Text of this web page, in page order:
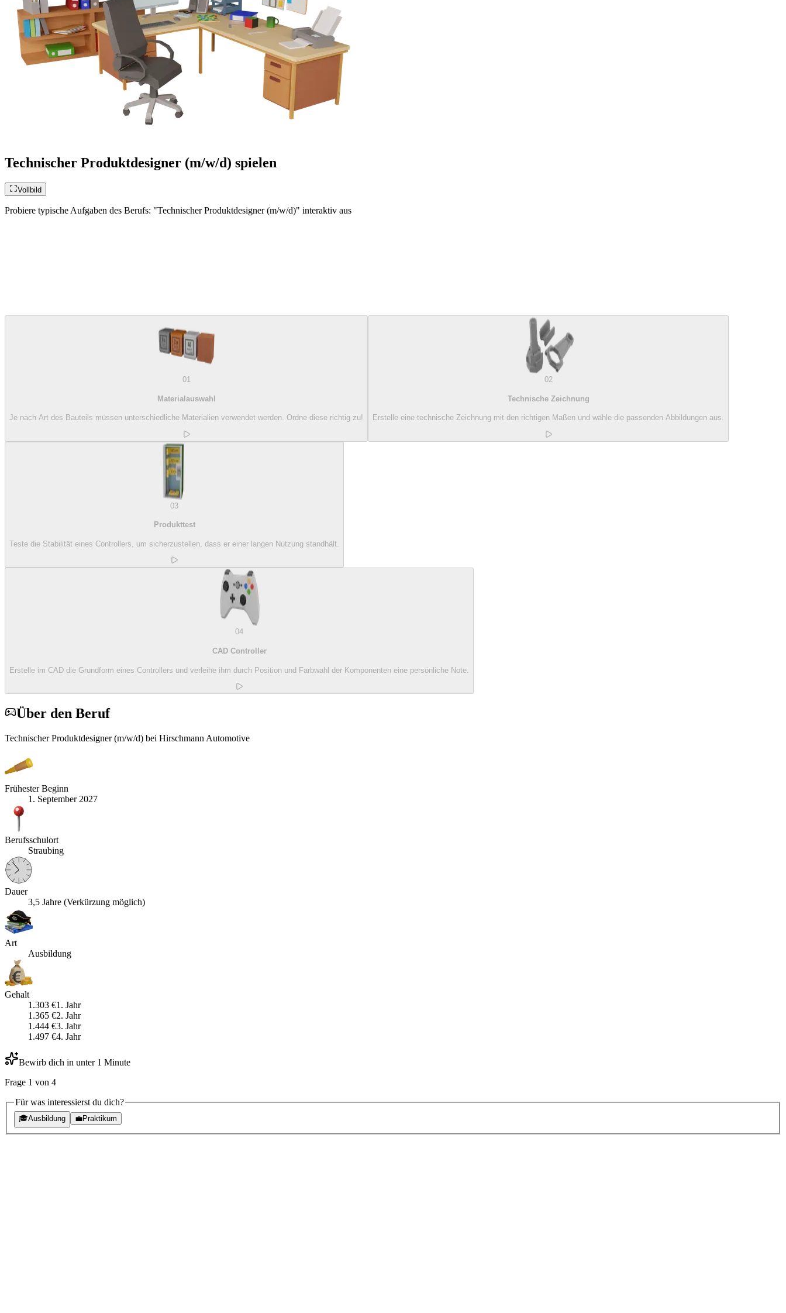
Technischer Produktdesigner (m/w/d) spielen
Vollbild
Probiere typische Aufgaben des Berufs: "Technischer Produktdesigner (m/w/d)" interaktiv aus
01
Materialauswahl
Je nach Art des Bauteils müssen unterschiedliche Materialien verwendet werden. Ordne diese richtig zu!
02
Technische Zeichnung
Erstelle eine technische Zeichnung mit den richtigen Maßen und wähle die passenden Abbildungen aus.
03
Produkttest
Teste die Stabilität eines Controllers, um sicherzustellen, dass er einer langen Nutzung standhält.
04
CAD Controller
Erstelle im CAD die Grundform eines Controllers und verleihe ihm durch Position und Farbwahl der Komponenten eine persönliche Note.
Über den Beruf
Technischer Produktdesigner (m/w/d) bei Hirschmann Automotive
Frühester Beginn
1. September 2027
Berufsschulort
Straubing
Dauer
3,5 Jahre (Verkürzung möglich)
Art
Ausbildung
Gehalt
1.303 €1 . Jahr
1.365 €2. Jahr
1.444 €3. Jahr
1.497 €4. Jahr
Bewirb dich in unter 1 Minute
Frage 1 von 4
Für was interessierst du dich?
🎓Ausbildung 💼Praktikum